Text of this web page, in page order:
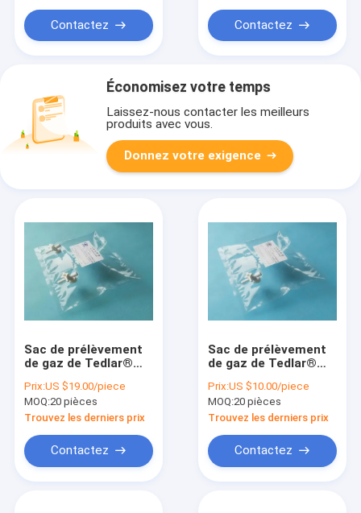
TDL3-5C_8L Dupont
Tedlar
Contactez
Dupont de septum
Contactez
Économisez votre temps
Laissez-nous contacter les meilleurs
produits avec vous.
Donnez votre exigence
Sac de prélèvement
de gaz de Tedlar®
valve de côté-
ouverture de robinet
avec le port 1/4"
6.35m TDL22_5L de
septum de silicone
Prix:US $19.00/piece
MOQ:20 pièces
Trouvez les derniers prix
Contactez
Sac de prélèvement
de gaz de Tedlar®
côté-ouverture de
robinet avec le port
1/4" 6.35m de
septum de silicone
Échantillon de
TDL21_1L
Prix:US $10.00/piece
MOQ:20 pièces
Trouvez les derniers prix
Contactez